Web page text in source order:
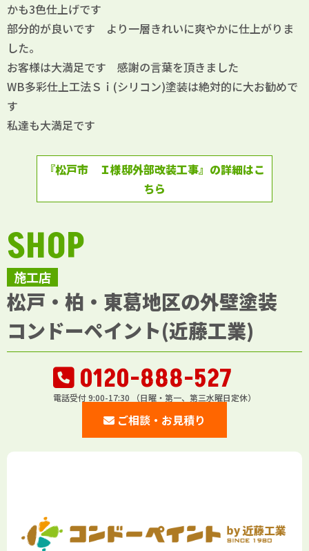
かも3色仕上げです
部分的が良いです より一層きれいに爽やかに仕上がりま
した。
お客様は大満足です 感謝の言葉を頂きました
WB多彩仕上工法Ｓｉ(シリコン)塗装は絶対的に大お勧めで
す
私達も大満足です
『松戸市 Ｉ様邸外部改装工事』の詳細はこ
ちら
施工店
SHOP
松戸・柏・東葛地区の外壁塗装
コンドーペイント(近藤工業)
0120-888-527
電話受付 9:00-17:30 （日曜・第一、第三水曜日定休）
ご相談・お見積り